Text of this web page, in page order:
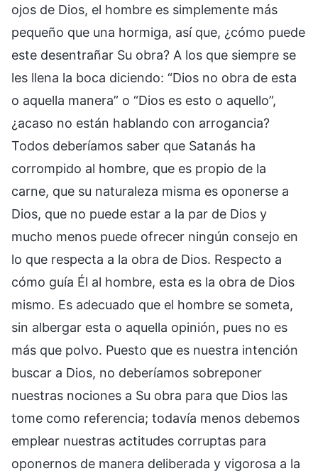
ojos de Dios, el hombre es simplemente más
pequeño que una hormiga, así que, ¿cómo puede
este desentrañar Su obra? A los que siempre se
les llena la boca diciendo: “Dios no obra de esta
o aquella manera” o “Dios es esto o aquello”,
¿acaso no están hablando con arrogancia?
Todos deberíamos saber que Satanás ha
corrompido al hombre, que es propio de la
carne, que su naturaleza misma es oponerse a
Dios, que no puede estar a la par de Dios y
mucho menos puede ofrecer ningún consejo en
lo que respecta a la obra de Dios. Respecto a
cómo guía Él al hombre, esta es la obra de Dios
mismo. Es adecuado que el hombre se someta,
sin albergar esta o aquella opinión, pues no es
más que polvo. Puesto que es nuestra intención
buscar a Dios, no deberíamos sobreponer
nuestras nociones a Su obra para que Dios las
tome como referencia; todavía menos debemos
emplear nuestras actitudes corruptas para
oponernos de manera deliberada y vigorosa a la